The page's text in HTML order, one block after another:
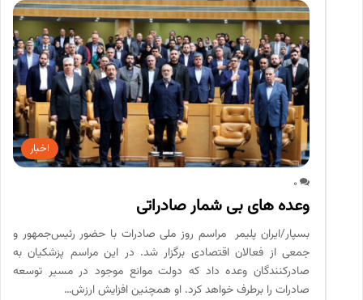
اخبار
0
وعده های بی شمار صادراتی
بسپار/ایران پلیمر مراسم روز ملی صادرات با حضور رئیس‌جمهور و
جمعی از فعالان اقتصادی برگزار شد. در این مراسم پزشکیان به
صادرکنندگان وعده داد که دولت موانع موجود در مسیر توسعه
صادرات را برطرف خواهد کرد. او همچنین افزایش ارزش…